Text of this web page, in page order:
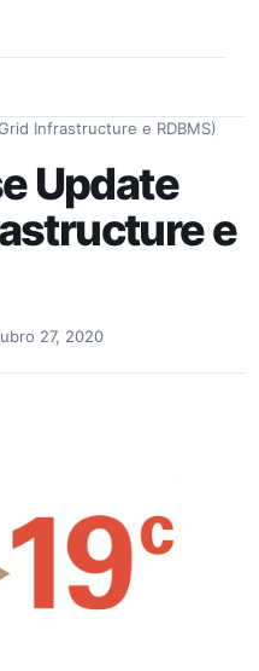
principal
Infrastructure e RDBMS)
Update
e
27, 2020